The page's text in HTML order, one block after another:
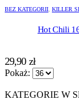
BEZ KATEGORII, KILLER
Hot Chili
29,90 zł
Pokaż:
KATEGORIE W